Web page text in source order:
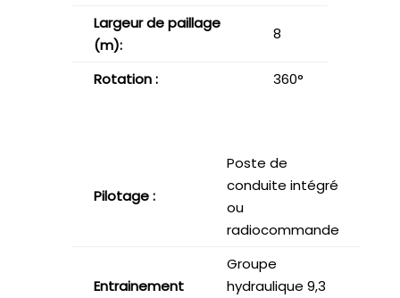
Largeur de paillage
(m):
8
Rotation : 360°
Pilotage :
Poste de
conduite intégré
ou
radiocommande
Entrainement
Groupe
hydraulique 9,3